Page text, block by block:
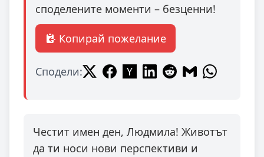
споделените моменти – безценни!
Копирай пожелание
Сподели:
Честит имен ден, Людмила! Животът
да ти носи нови перспективи и